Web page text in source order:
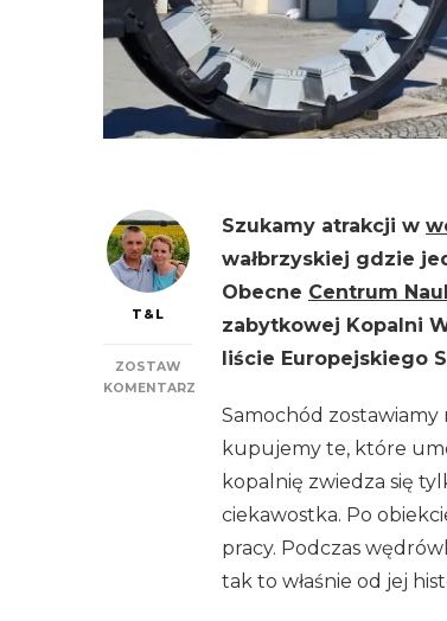
T&L
ZOSTAW
KOMENTARZ
WAŁBRZYCHU
Szukamy atrakcji w
wałbrzyskiej gdzie
Obecne Centrum
zabytkowej Kopalni
liście Europejskiego
Samochód
kupujemy te, które
kopalnię zwiedza się
ciekawostka. Po
pracy. Podczas
tak to właśnie od jej